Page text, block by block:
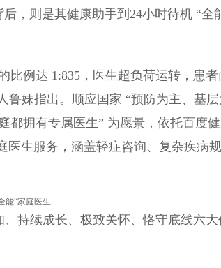
，则是其健康助手到24小时待机 “全
比例达 1:835，医生超负荷运转，患者
鲁妹指出。顺应国家 “预防为主、基层
都拥有专属医生” 为愿景，依托百度健
医生服务，涵盖轻症咨询、复杂疾病规
持续成长、极致关怀、恪守底线六大